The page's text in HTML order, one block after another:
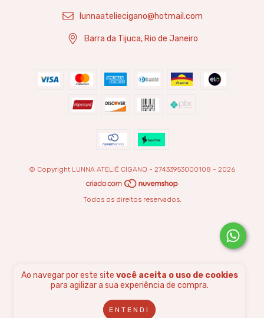
Ao navegar por este site você aceita o uso de cookies
para agilizar a sua experiência de compra.
ENTENDI
lunnaateliecigano@hotmail.com
Barra da Tijuca, Rio de Janeiro
© Copyright LUNNA ATELIÊ CIGANO - 27433953000108 - 2026
Todos os direitos reservados.